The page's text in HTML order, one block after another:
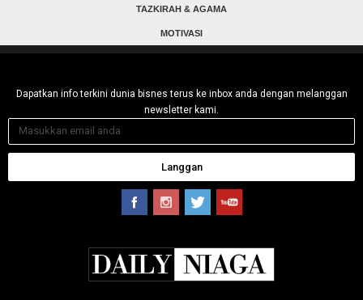
TAZKIRAH & AGAMA
MOTIVASI
Dapatkan info terkini dunia bisnes terus ke inbox anda dengan melanggan
newsletter kami.
Langgan